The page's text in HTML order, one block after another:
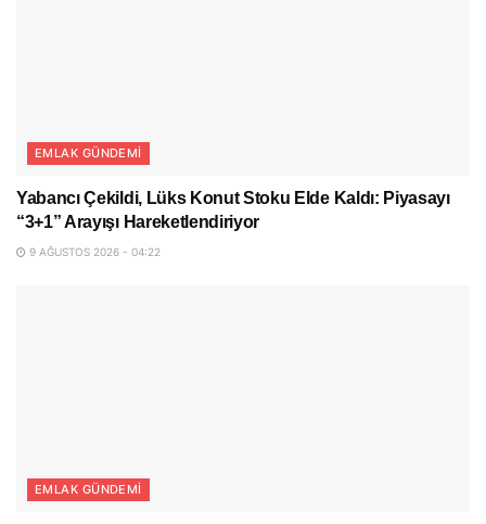
EMLAK GÜNDEMI
Yabancı Çekildi, Lüks Konut Stoku Elde Kaldı: Piyasayı
“3+1” Arayışı Hareketlendiriyor
9 AĞUSTOS 2026 - 04:22
EMLAK GÜNDEMI